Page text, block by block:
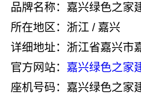
品牌名称：嘉兴绿色之家
所在地区：浙江 / 嘉兴
官方网站： 嘉兴绿色之家
座机号码：嘉兴绿色之家